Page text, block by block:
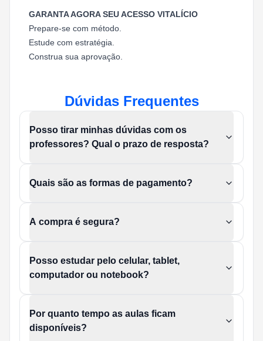
GARANTA AGORA SEU ACESSO VITALÍCIO
Prepare-se com método.
Estude com estratégia.
Construa sua aprovação.
Dúvidas Frequentes
Posso tirar minhas dúvidas com os
professores? Qual o prazo de resposta?
Quais são as formas de pagamento?
A compra é segura?
Posso estudar pelo celular, tablet,
computador ou notebook?
Por quanto tempo as aulas ficam
disponíveis?